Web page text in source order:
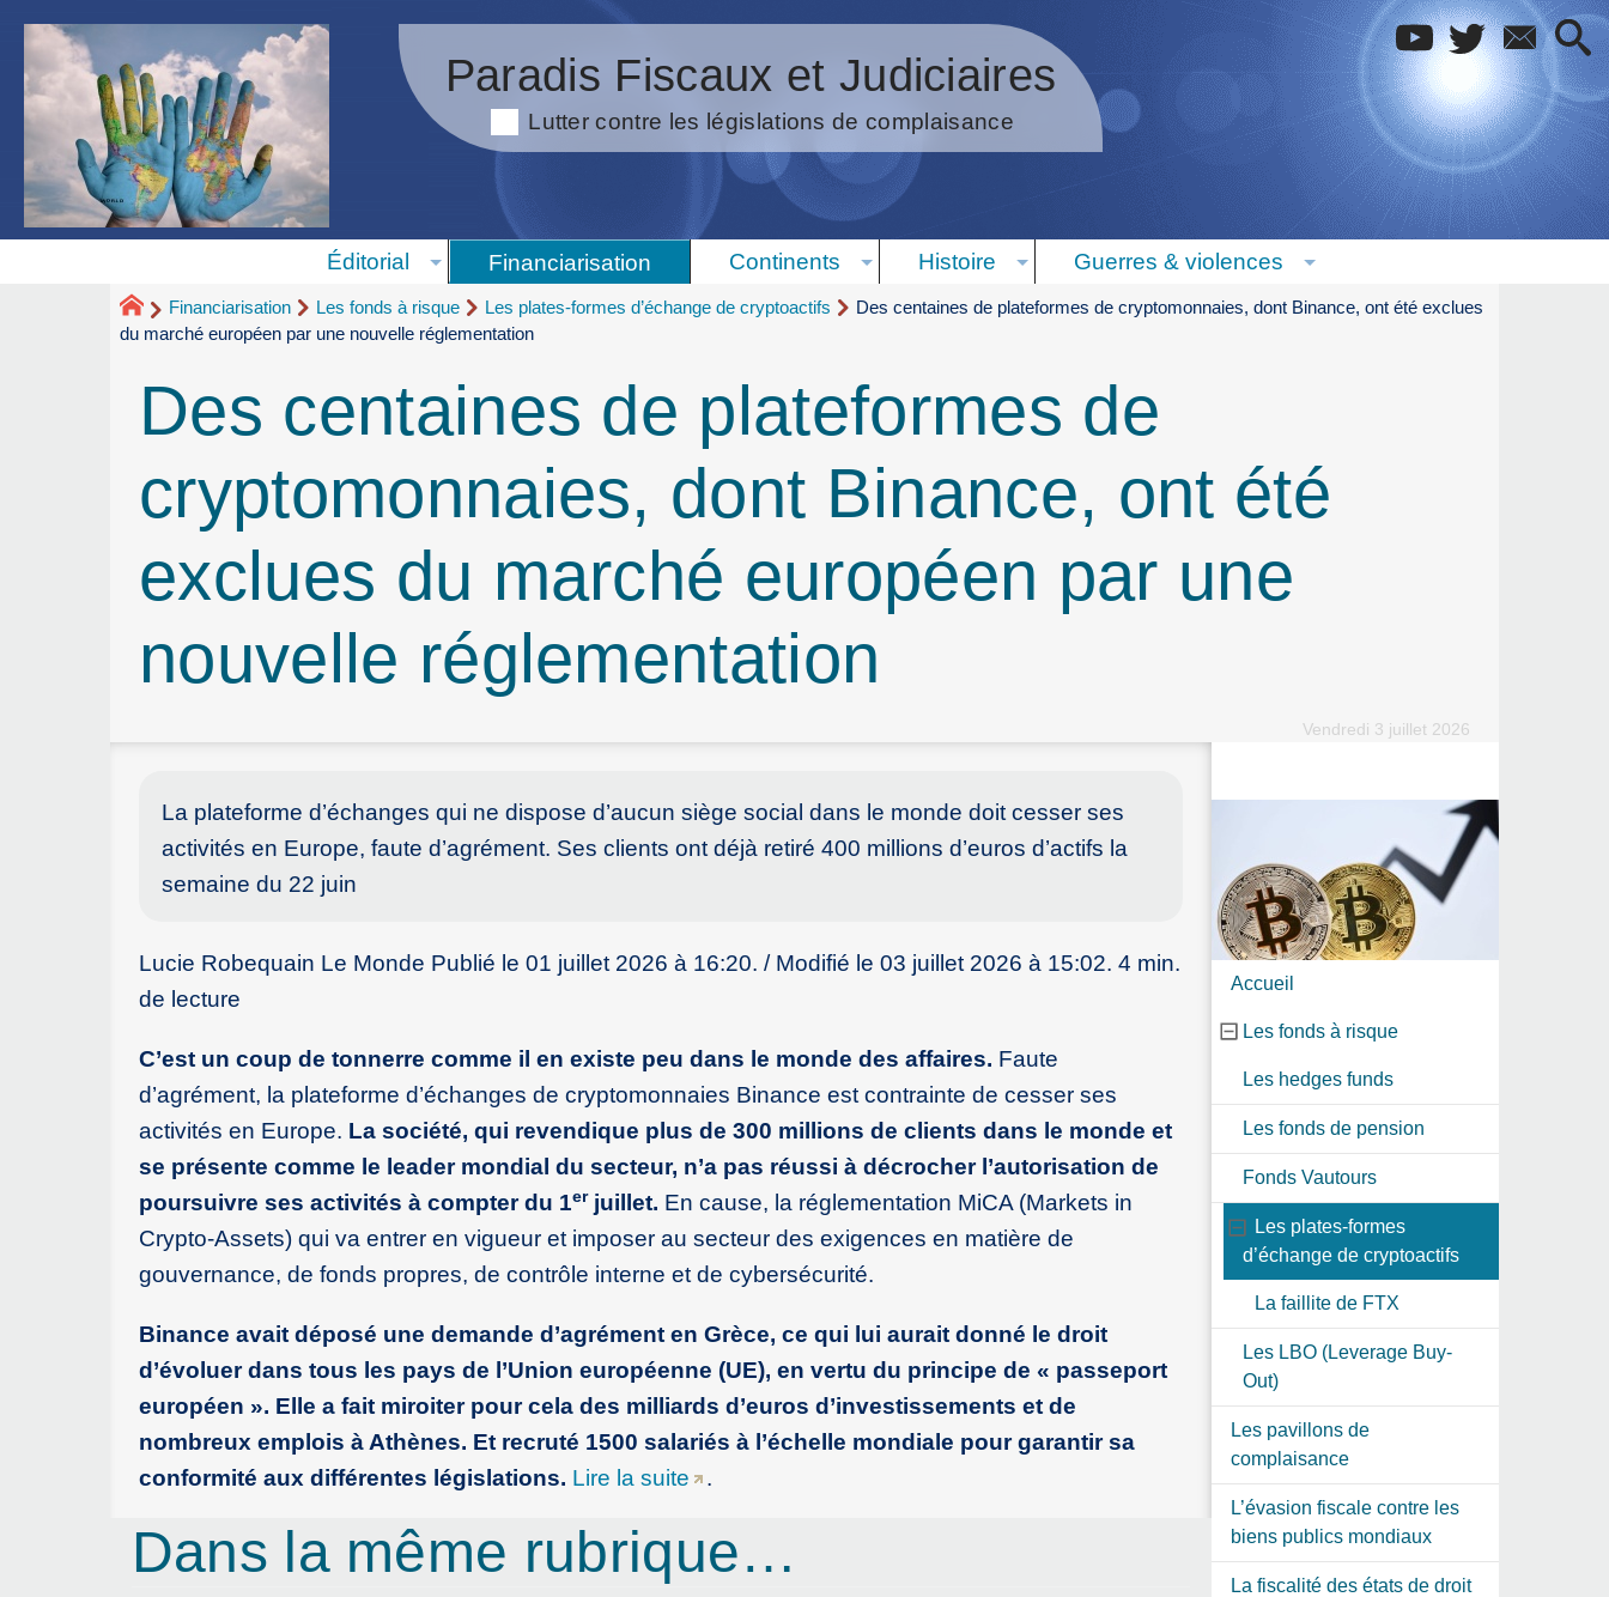
Paradis Fiscaux et Judiciaires
Lutter contre les législations de complaisance
Éditorial Financiarisation Continents Histoire Guerres & violences
Financiarisation Les fonds à risque Les plates-formes d’échange de cryptoactifs
Des centaines de plateformes de cryptomonnaies, dont Binance, ont été exclues
du marché européen par une nouvelle réglementation
Des centaines de plateformes de
cryptomonnaies, dont Binance, ont été
exclues du marché européen par une
nouvelle réglementation
Vendredi 3 juillet 2026
La plateforme d’échanges qui ne dispose d’aucun siège social dans le monde doit cesser ses
activités en Europe, faute d’agrément. Ses clients ont déjà retiré 400 millions d’euros d’actifs la
semaine du 22 juin
Lucie Robequain Le Monde Publié le 01 juillet 2026 à 16:20. / Modifié le 03 juillet 2026 à 15:02. 4 min.
de lecture
C’est un coup de tonnerre comme il en existe peu dans le monde des affaires. Faute
d’agrément, la plateforme d’échanges de cryptomonnaies Binance est contrainte de cesser ses
activités en Europe. La société, qui revendique plus de 300 millions de clients dans le monde et
se présente comme le leader mondial du secteur, n’a pas réussi à décrocher l’autorisation de
poursuivre ses activités à compter du 1erjuillet. En cause, la réglementation MiCA (Markets in
Crypto-Assets) qui va entrer en vigueur et imposer au secteur des exigences en matière de
gouvernance, de fonds propres, de contrôle interne et de cybersécurité.
Binance avait déposé une demande d’agrément en Grèce, ce qui lui aurait donné le droit
d’évoluer dans tous les pays de l’Union européenne (UE), en vertu du principe de « passeport
européen ». Elle a fait miroiter pour cela des milliards d’euros d’investissements et de
nombreux emplois à Athènes. Et recruté 1500 salariés à l’échelle mondiale pour garantir sa
conformité aux différentes législations. Lire la suite .
Dans la même rubrique…
Accueil
Les fonds à risque
Les hedges funds
Les fonds de pension
Fonds Vautours
Les plates-formes
d’échange de cryptoactifs
La faillite de FTX
Les LBO (Leverage Buy-
Out)
Les pavillons de
complaisance
L’évasion fiscale contre les
biens publics mondiaux
La fiscalité des états de droit